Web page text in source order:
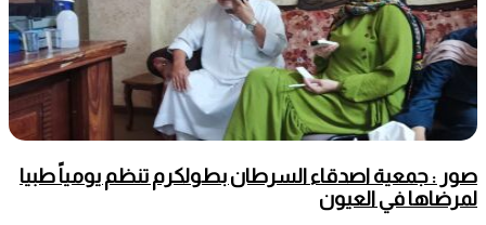
صور : جمعية اصدقاء السرطان بطولكرم تنظم يومياً طبيا
لمرضاها في العيون